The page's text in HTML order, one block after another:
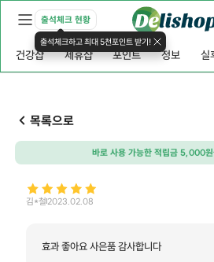
출석체크 현황
출석체크하고 최대 5천포인트 받기!
건강샵 제휴샵 포인트 정보 실
목록으로
바로 사용 가능한 적립금 5,000
김*철2023.02.08
효과 좋아요 사은품 감사합니다